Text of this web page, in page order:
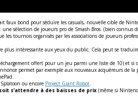
faux bond pour séduire les casuals, nouvelle cible de
une sélection de joueurs pro de Smash Bros. (bien
tournois organisés par les associations de joueurs
plus intéressante aux yeux du public. Cela peut se
offert pour un jeu parmi une liste de 10) et
permet par exemple aux nouveaux acquéreurs de
ou encore Project Giant Robot
s’attendre à des baisses de prix (même si